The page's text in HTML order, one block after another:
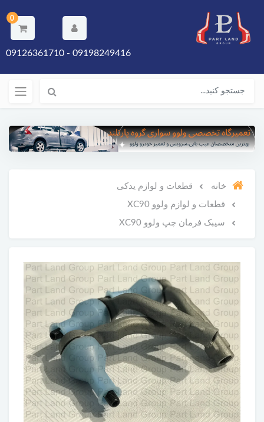
0
09198249416 - 09126361710
خانه قطعات و لوازم یدکی
قطعات و لوازم ولوو XC90
سیبک فرمان چپ ولوو XC90